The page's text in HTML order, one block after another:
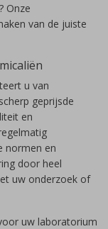
Onze
van de juiste
u van
geprijsde
en
normen en
door heel
uw onderzoek of
uw laboratorium